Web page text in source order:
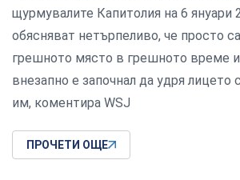
щурмувалите Капитолия на 6 януари
обясняват нетърпеливо, че просто
грешното място в грешното време и
внезапно е започнал да удря
им, коментира WSJ
ПРОЧЕТИ ОЩЕ